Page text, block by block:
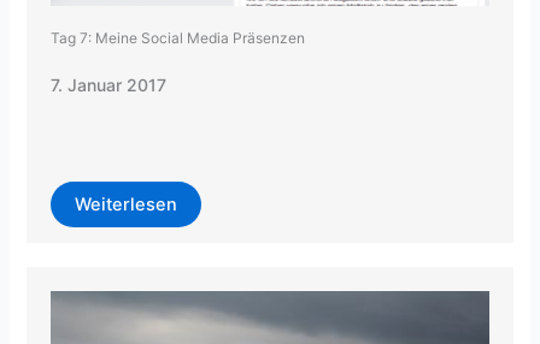
Tag 7: Meine Social Media Präsenzen
7. Januar 2017
Weiterlesen